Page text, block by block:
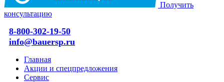
Получить
консультацию
8-800-302-19-50
info@bauersp.ru
Главная
Акции и спецпредложения
Сервис